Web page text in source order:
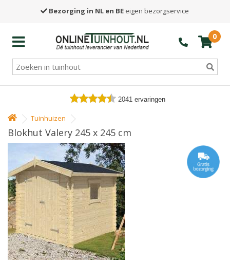
Bezorging in NL en BE eigen bezorgservice
0
2041 ervaringen
Tuinhuizen
Blokhut Valery 245 x 245 cm